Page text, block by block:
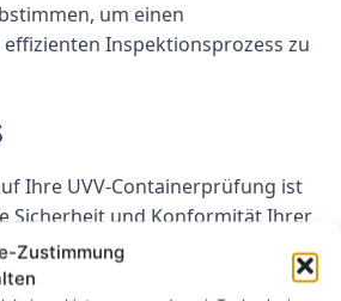
Zustimmung
um einen
Inspektionsprozess zu
Ihre UVV-Containerprüfung ist
Sicherheit und Konformität Ihrer
Wenn Sie die in diesem
Schritte befolgen, können